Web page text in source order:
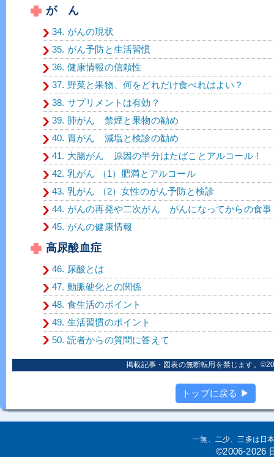
が ん
34. がんの現状
35. がん予防と生活習慣
36. 健康情報の信頼性
37. 野菜と果物、何をどれだけ食べれはよい？
38. サプリメントは有効？
39. 肺がん 禁煙と果物の勧め
40. 胃がん 減塩と検診の勧め
41. 大腸がん 原因の半分はたばことアルコール！
42. 乳がん （1）肥満とアルコール
43. 乳がん （2）女性のがん予防と検診
44. がんの再発や二次がん がんになってからの食事
45. がんの健康情報
高尿酸血症
46. 尿酸とは
47. 動脈硬化との関係
48. 食生活のポイント
49. 生活習慣のポイント
50. 読者からの質問に答えて
掲載記事・図表の無断転用を禁じます。
トップに戻る ▶
一無、二少、三多は日
©2006-2026